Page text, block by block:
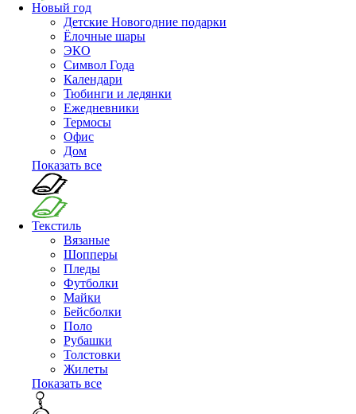
Новый год
Детские Новогодние подарки
Ёлочные шары
ЭКО
Символ Года
Календари
Тюбинги и ледянки
Ежедневники
Термосы
Офис
Дом
Показать все
Текстиль
Вязаные
Шопперы
Пледы
Футболки
Майки
Бейсболки
Поло
Рубашки
Толстовки
Жилеты
Показать все